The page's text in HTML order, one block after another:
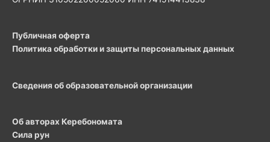
Публичная оферта
Политика обработки и защиты персональных данных
Сведения об образовательной организации
Об авторах Керебономата
Сила рун